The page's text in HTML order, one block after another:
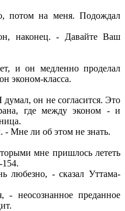
потом на меня. Подождал
наконец. - Давайте Ваш
и он медленно проделал
эконом-класса.
он не согласится. Это
где между эконом - и
- Мне ли об этом не знать.
мне пришлось лететь
любезно, - сказал Уттама-
- неосознанное преданное